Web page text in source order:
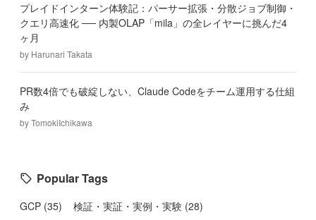
プレイドインターン体験記：パーサー拡張・分散ジョブ制御・
クエリ高速化 ── 内製OLAP「mila」の全レイヤーに挑んだ4
ヶ月
by Harunari Takata
PR数4倍でも破綻しない、Claude Codeをチーム運用する仕組
み
byTomokiIchikawa
Popular Tags
GCP (35) 検証・実証・実例・実験 (28)